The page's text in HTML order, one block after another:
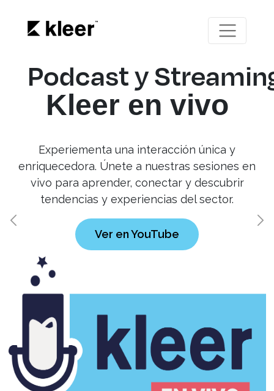
Podcast y
Kleer en vivo
Experiementa una interacción única y
enriquecedora. Únete a nuestras sesiones en
vivo para aprender, conectar y descubrir
tendencias y experiencias del sector.
Ver en YouTube
Previous